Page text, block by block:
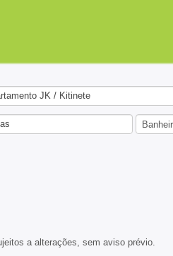
JK / Kitinete
a alterações, sem aviso prévio.